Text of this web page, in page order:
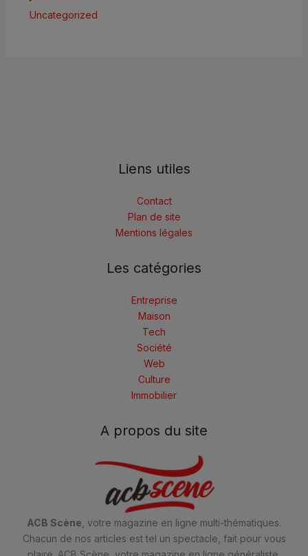
Uncategorized
Liens utiles
Contact
Plan de site
Mentions légales
Les catégories
Entreprise
Maison
Tech
Société
Web
Culture
Immobilier
A propos du site
ACB Scène, votre magazine en ligne multi-thématiques.
Chacun de nos articles est tel un spectacle, fait pour vous